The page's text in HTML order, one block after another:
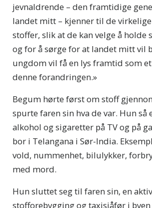
jevnaldrende – den framtidige
landet mitt – kjenner til de
stoffer, slik at de kan velge å holde
og for å sørge for at landet mitt vil
ungdom vil få en lys framtid som
denne forandringen.»
Begum hørte først om stoff
spurte faren sin hva de var. Hun så
alkohol og sigaretter på TV og på
bor i Telangana i Sør-India.
vold, nummenhet, bilulykker,
med mord.
Hun sluttet seg til faren sin, en
stofforebygging og taxisjåfør i